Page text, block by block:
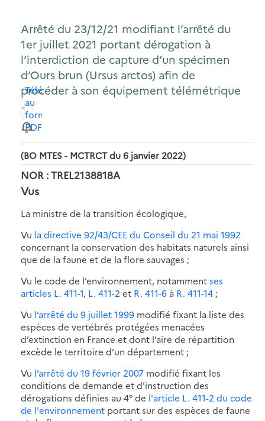
Arrêté du 23/12/21 modifiant l’arrêté du
1er juillet 2021 portant dérogation à
l’interdiction de capture d’un spécimen
d’Ours brun (Ursus arctos) afin de
procéder à son équipement télémétrique
Télécharger
au
format
PDF
(BO MTES - MCTRCT du 6 janvier 2022)
NOR : TREL2138818A
Vus
La ministre de la transition écologique,
Vu la directive 92/43/CEE du Conseil du 21 mai 1992
concernant la conservation des habitats naturels ainsi
que de la faune et de la flore sauvages ;
Vu le code de l’environnement, notammentses
articles L. 411-1, L. 411-2 et R. 411-6 à R. 411-14 ;
Vu l’arrêté du 9 juillet 1999 modifié fixant la liste des
espèces de vertébrés protégées menacées
d’extinction en France et dont l’aire de répartition
excède le territoire d’un département ;
Vu l’arrêté du 19 février 2007 modifié fixant les
conditions de demande et d'instruction des
dérogations définies au 4° de l'article L. 411-2 du code
de l'environnement portant sur des espèces de faune